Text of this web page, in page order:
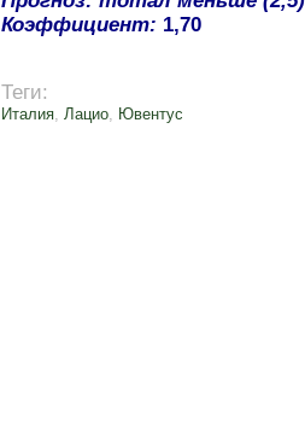
Коэффициент: 1,70
Теги:
Италия, Лацио, Ювентус